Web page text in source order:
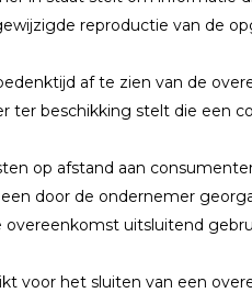
reproductie van de
af te zien van de
beschikking stelt die een
op afstand aan
door de ondernemer
uitsluitend
voor het sluiten van een